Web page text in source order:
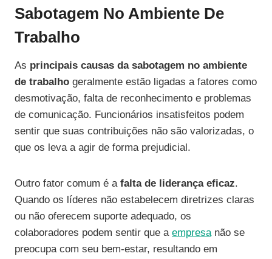
Sabotagem No Ambiente De
Trabalho
As principais causas da sabotagem no ambiente
de trabalho geralmente estão ligadas a fatores como
desmotivação, falta de reconhecimento e problemas
de comunicação. Funcionários insatisfeitos podem
sentir que suas contribuições não são valorizadas, o
que os leva a agir de forma prejudicial.
Outro fator comum é a falta de liderança eficaz.
Quando os líderes não estabelecem diretrizes claras
ou não oferecem suporte adequado, os
colaboradores podem sentir que a empresanão se
preocupa com seu bem-estar, resultando em